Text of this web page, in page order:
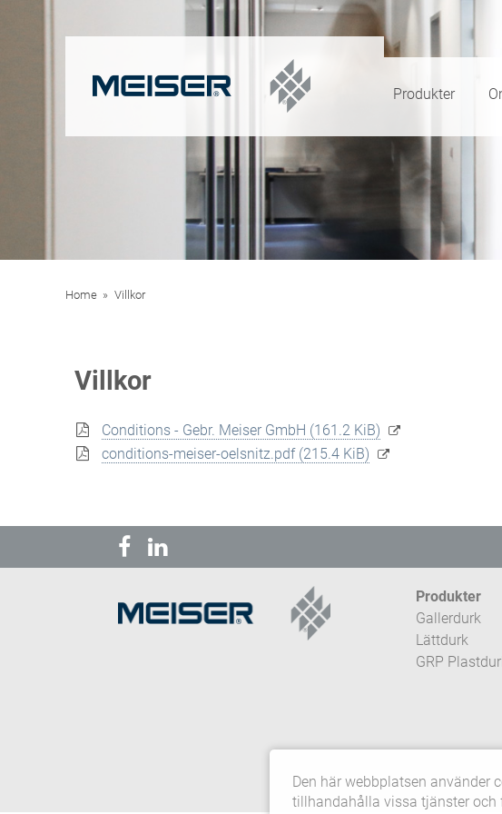
Produkter
Home Villkor
Villkor
Conditions - Gebr. Meiser GmbH (161.2 KiB)
conditions-meiser-oelsnitz.pdf (215.4 KiB)
Produkter
Gallerdurk
Lättdurk
GRP
Den här webbplatsen använder
tillhandahålla vissa tjänster